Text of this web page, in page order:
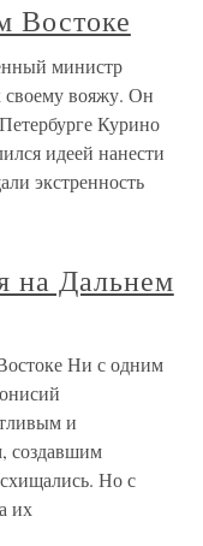
Востоке
министр
своему вояжу. Он
Курино
идеей нанести
экстренность
на Дальнем
Ни с одним
и
создавшим
Но с
их